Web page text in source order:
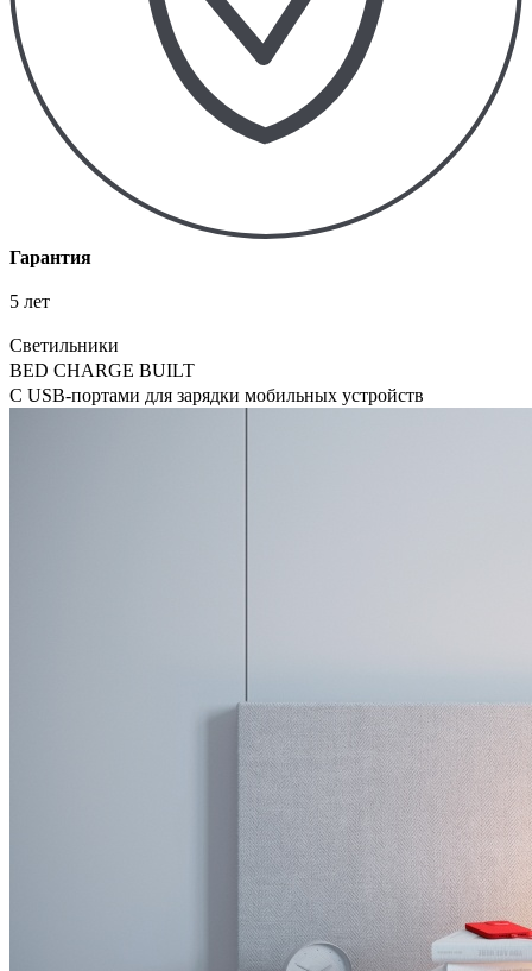
Гарантия
5 лет
Светильники
BED CHARGE BUILT
С USB-портами для зарядки мобильных устройств